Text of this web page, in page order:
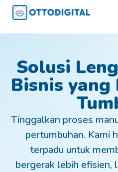
Solusi
Bisnis yang
Tinggalkan proses
pertumbuhan. Kami
terpadu untuk
bergerak lebih efisien,